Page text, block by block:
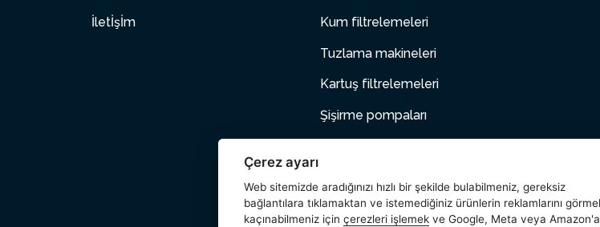
İletİşİm Kum filtrelemeleri
Tuzlama makineleri
Kartuş filtrelemeleri
Şişirme pompaları
Aksesuarlar
Çerez ayarı
Web sitemizde aradığınızı hızlı bir şekilde bulabilmeniz, gereksiz
bağlantılara tıklamaktan ve istemediğiniz ürünlerin reklamlarını
kaçınabilmeniz için çerezleri işlemek ve Google, Meta veya